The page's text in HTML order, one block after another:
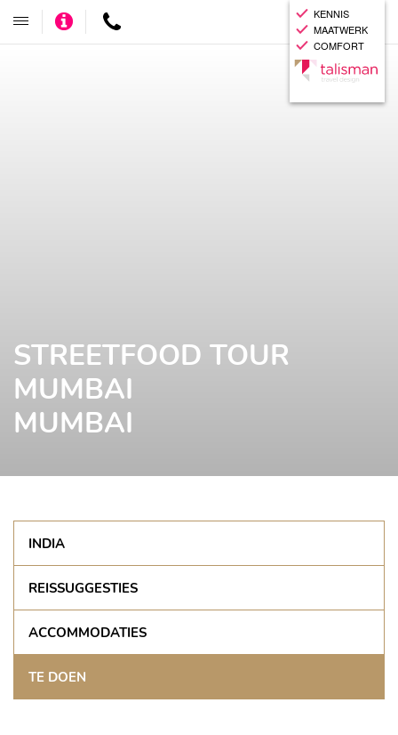
KENNIS
MAATWERK
COMFORT
Toggle
navigatie
Adviseer Contact
STREETFOOD TOUR
MUMBAI
MUMBAI
INDIA
REISSUGGESTIES
ACCOMMODATIES
TE DOEN